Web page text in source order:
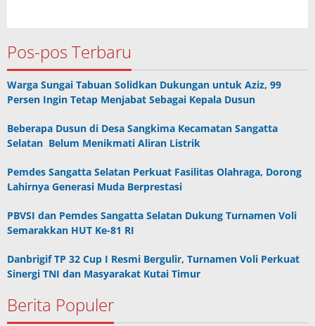
Pos-pos Terbaru
Warga Sungai Tabuan Solidkan Dukungan untuk Aziz, 99
Persen Ingin Tetap Menjabat Sebagai Kepala Dusun
Beberapa Dusun di Desa Sangkima Kecamatan Sangatta
Selatan Belum Menikmati Aliran Listrik
Pemdes Sangatta Selatan Perkuat Fasilitas Olahraga, Dorong
Lahirnya Generasi Muda Berprestasi
PBVSI dan Pemdes Sangatta Selatan Dukung Turnamen Voli
Semarakkan HUT Ke-81 RI
Danbrigif TP 32 Cup I Resmi Bergulir, Turnamen Voli Perkuat
Sinergi TNI dan Masyarakat Kutai Timur
Berita Populer